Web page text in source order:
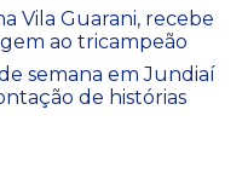
Vila Guarani, recebe
ao tricampeão
semana em Jundiaí
de histórias